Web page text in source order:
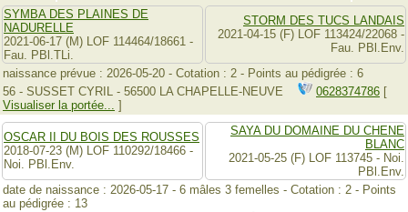
SYMBA DES PLAINES DE
NADURELLE
2021-06-17 (M) LOF 114464/18661 -
Fau. PBl.TLi.
STORM DES TUCS LANDAIS
2021-04-15 (F) LOF 113424/22068 -
Fau. PBl.Env.
naissance prévue : 2026-05-20 - Cotation : 2 - Points au pédigrée : 6
56 - SUSSET CYRIL - 56500 LA CHAPELLE-NEUVE
0628374786 [
Visualiser la portée... ]
OSCAR II DU BOIS DES ROUSSES
2018-07-23 (M) LOF 110292/18466 -
Noi. PBl.Env.
SAYA DU DOMAINE DU CHENE
BLANC
2021-05-25 (F) LOF 113745 - Noi.
PBl.Env.
date de naissance : 2026-05-17 - 6 mâles 3 femelles - Cotation : 2 - Points
au pédigrée : 13